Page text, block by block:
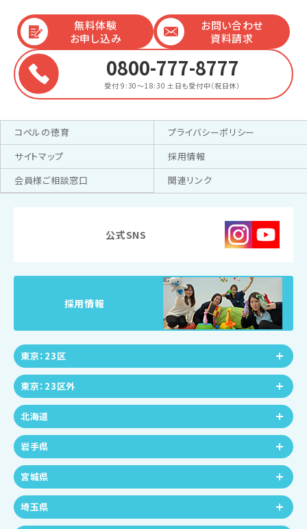
無料体験
お申し込み
お問い合わせ
資料請求
0800-777-8777
受付 9:30～18:30 土日も受付中（祝日休）
コペルの徳育
プライバシーポリシー
サイトマップ
採用情報
会員様ご相談窓口
関連リンク
公式SNS
採用情報
東京：23区
東京：23区外
北海道
岩手県
宮城県
埼玉県